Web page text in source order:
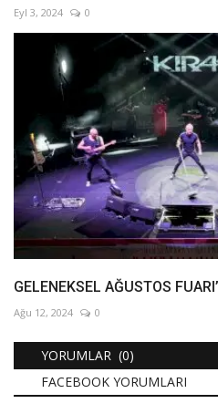
Eyl 3, 2024 0
GELENEKSEL AĞUSTOS
Ağu 12, 2024 0
YORUMLAR (0)
FACEBOOK YORUMLARI